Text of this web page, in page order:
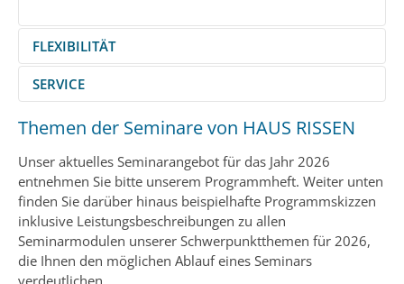
FLEXIBILITÄT
Wir haben äußerst kurze Notice-To-Move- Zeiten und
richten uns ganz nach dem von Ihnen bevorzugten
Zeitraum und Ort. Auch bei Themen und
Vorstellungen. Wir konzipieren und organisieren
Seminare mit kurzen Planungszeiten, abgestimmt auf
Ihre Vorstellungen. Auf kurzfristige inhaltliche oder
organisatorische Änderungswünsche reagieren wir
positiv und service-orientiert.
SERVICE
Unsere Seminare bieten wir in verschiedenen
Ihnen vor Ort, in unseren Räumlichkeiten oder digital.
Einheiten der Bundeswehr kommen gerne zu uns, da
wir den Anspruch an uns selbst haben, ein
ausgezeichneter Gastgeber zu sein, und Ihnen neben
den Seminarinhalten ein Teambuilding-Event mit
Möglichkeiten zur Kohäsion bieten – mit Gästehaus
Themen der Seminare von HAUS RISSEN
Unser aktuelles Seminarangebot für das Jahr 2026
entnehmen Sie bitte unserem Programmheft. Weiter unten
finden Sie darüber hinaus beispielhafte Programmskizzen
inklusive Leistungsbeschreibungen zu allen
Seminarmodulen unserer Schwerpunktthemen für 2026,
die Ihnen den möglichen Ablauf eines Seminars